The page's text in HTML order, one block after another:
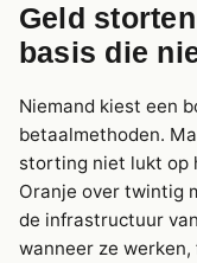
Geld
basis die
Niemand kiest een
betaalmethoden.
storting niet lukt op
Oranje over twintig
de infrastructuur
wanneer ze